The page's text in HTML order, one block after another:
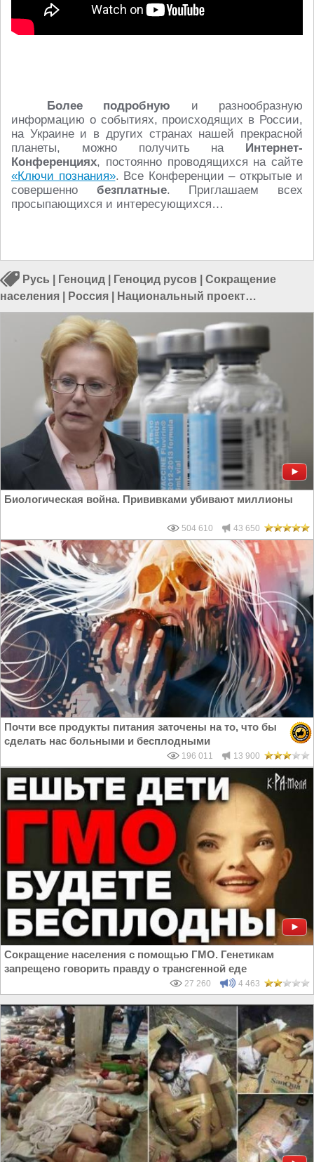
Более подробную и разнообразную
информацию о событиях, происходящих в России,
на Украине и в других странах нашей прекрасной
планеты, можно получить на Интернет-
Конференциях, постоянно проводящихся на сайте
«Ключи познания». Все Конференции – открытые и
совершенно безплатные. Приглашаем всех
просыпающихся и интересующихся…
Русь Геноцид Геноцид русов
Сокращение
населения
Россия
Национальный проект
«Демография»|Разрушение семьи
Биологическая война. Прививками убивают миллионы
504 610 43 650
Почти все продукты питания заточены на то, что бы
сделать нас больными и бесплодными
196 011 13 900
Сокращение населения с помощью ГМО. Генетикам
запрещено говорить правду о трансгенной еде
27 260 4 463